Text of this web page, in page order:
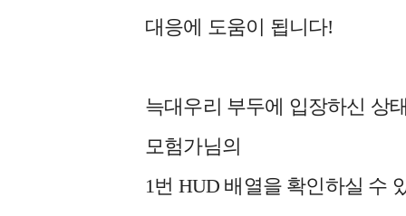
대응에 도움이 됩니다!
늑대우리 부두에 입장하신 상
모험가님의
1번 HUD 배열을 확인하실 수